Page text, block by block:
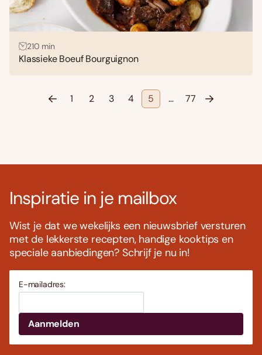
210 min
Klassieke Boeuf Bourguignon
1 2 3 4 5 … 77
Inspiratie in je mailbox
Wist je dat we wekelijks een nieuwsbrief versturen
met de lekkerste recepten, handige kooktips en
speciale aanbiedingen? Schrijf je nu in!
E-mailadres: